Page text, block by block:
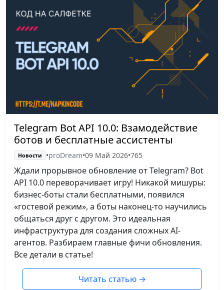
Telegram Bot API 10.0: Взамодействие
ботов и бесплатные ассистенты
Новости •proDream•09 Май 2026•765
Ждали прорывное обновление от Telegram? Bot
API 10.0 переворачивает игру! Никакой мишуры:
бизнес-боты стали бесплатными, появился
«гостевой режим», а боты наконец-то научились
общаться друг с другом. Это идеальная
инфраструктура для создания сложных AI-
агентов. Разбираем главные фичи обновления.
Все детали в статье!
Читать статью →